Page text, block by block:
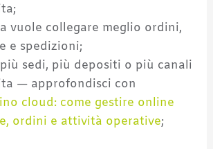
vuole collegare meglio ordini,
e spedizioni;
sedi, più depositi o più canali
— approfondisci con
cloud: come gestire online
ordini e attività operative;